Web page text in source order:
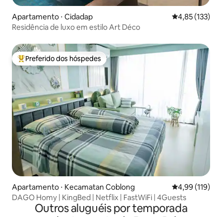
Apartamento ⋅ Cidadap 4,85 de uma
4,85 (133)
Residência de luxo em estilo Art Déco
Entre os melhores preferidos dos hóspedes
Preferido dos hóspedes
Apartamento ⋅ Kecamatan Coblong 4,99 de uma
4,99 (119)
DAGO Homy | KingBed | Netflix | FastWiFi | 4Guests
Outros aluguéis por temporada